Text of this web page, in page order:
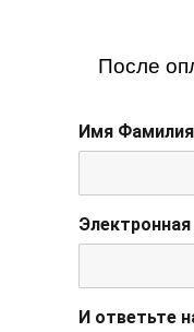
После
Имя Фамилия
И ответьте